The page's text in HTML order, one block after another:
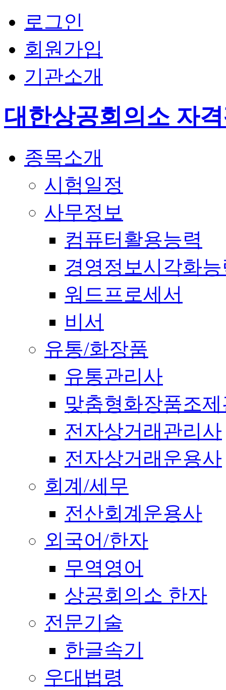
로그인
회원가입
기관소개
대한상공회의소 자
종목소개
시험일정
사무정보
컴퓨터활용능력
경영정보시각화
워드프로세서
비서
유통/화장품
유통관리사
맞춤형화장품조
전자상거래관리사
전자상거래운용사
회계/세무
전산회계운용사
외국어/한자
무역영어
상공회의소 한자
전문기술
한글속기
우대법령